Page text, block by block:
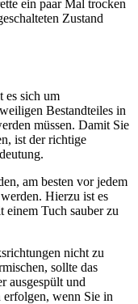
ein paar Mal trocken
Zustand
es sich um
Bestandteiles in
müssen. Damit Sie
ist der richtige
am besten vor jedem
Hierzu ist es
einem Tuch sauber zu
nicht zu
sollte das
ausgespült und
erfolgen, wenn Sie in